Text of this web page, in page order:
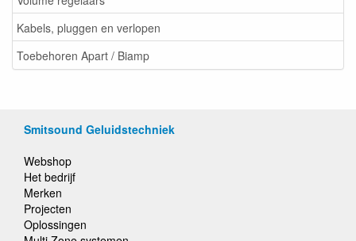
Kabels, pluggen en verlopen
Toebehoren Apart / Biamp
Smitsound Geluidstechniek
Webshop
Het bedrijf
Merken
Projecten
Oplossingen